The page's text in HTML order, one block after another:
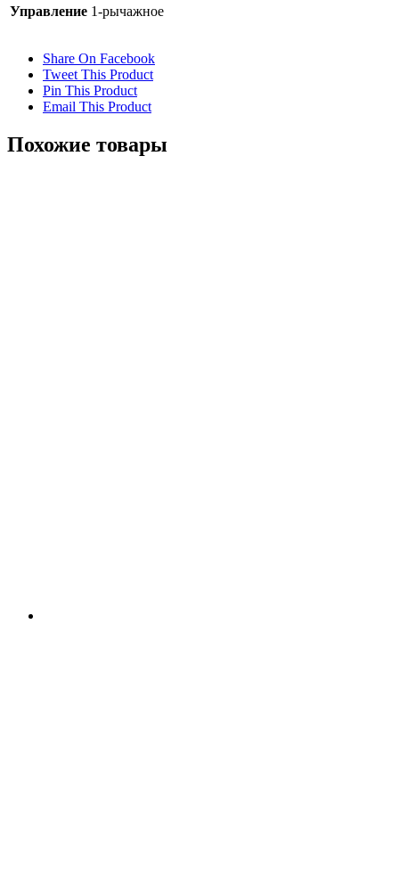
Управление 1-рычажное
Share On Facebook
Tweet This Product
Pin This Product
Email This Product
Похожие товары